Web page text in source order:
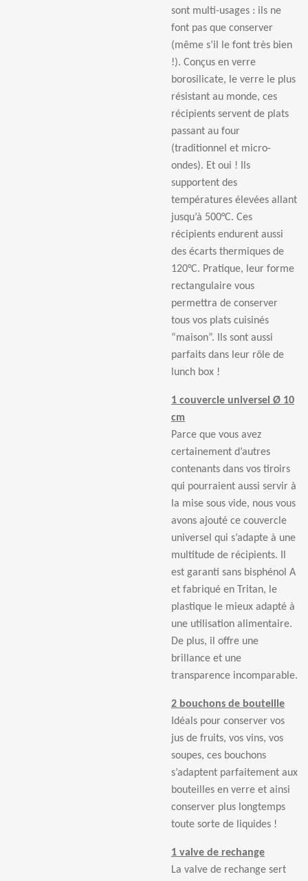
sont multi-usages : ils ne
font pas que conserver
(même s’il le font très bien
!). Conçus en verre
borosilicate, le verre le plus
résistant au monde, ces
récipients servent de plats
passant au four
(traditionnel et micro-
ondes). Et oui ! Ils
supportent des
températures élevées allant
jusqu’à 500°C. Ces
récipients endurent aussi
des écarts thermiques de
120°C. Pratique, leur forme
rectangulaire vous
permettra de conserver
tous vos plats cuisinés
“maison”. Ils sont aussi
parfaits dans leur rôle de
lunch box !
1 couvercle universel Ø 10
cm
Parce que vous avez
certainement d’autres
contenants dans vos tiroirs
qui pourraient aussi servir à
la mise sous vide, nous vous
avons ajouté ce couvercle
universel qui s’adapte à une
multitude de récipients. Il
est garanti sans bisphénol A
et fabriqué en Tritan, le
plastique le mieux adapté à
une utilisation alimentaire.
De plus, il offre une
brillance et une
transparence incomparable.
2 bouchons de bouteille
Idéals pour conserver vos
jus de fruits, vos vins, vos
soupes, ces bouchons
s’adaptent parfaitement aux
bouteilles en verre et ainsi
conserver plus longtemps
toute sorte de liquides !
1 valve de rechange
La valve de rechange sert